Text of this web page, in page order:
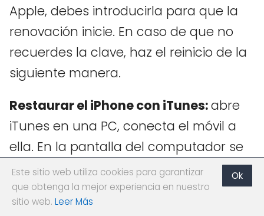
Apple, debes introducirla para que la
renovación inicie. En caso de que no
recuerdes la clave, haz el reinicio de la
siguiente manera.
Restaurar el iPhone con iTunes:abre
iTunes en una PC, conecta el móvil a
ella. En la pantalla del computador se
mostrará el icono de un teléfono con el
mouse tienes que presionar sobre él. Al
lado izquierdo está la sección con el
Ok
Este sitio web utiliza cookies para garantizar
que obtenga la mejor experiencia en nuestro
sitio web. Leer Más